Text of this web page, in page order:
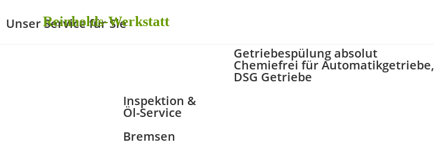
Reinholds-Werkstatt
Unser Service für Sie
Getriebespülung absolut
Chemiefrei für Automatikgetriebe,
DSG Getriebe
Inspektion &
Öl-Service
Bremsen